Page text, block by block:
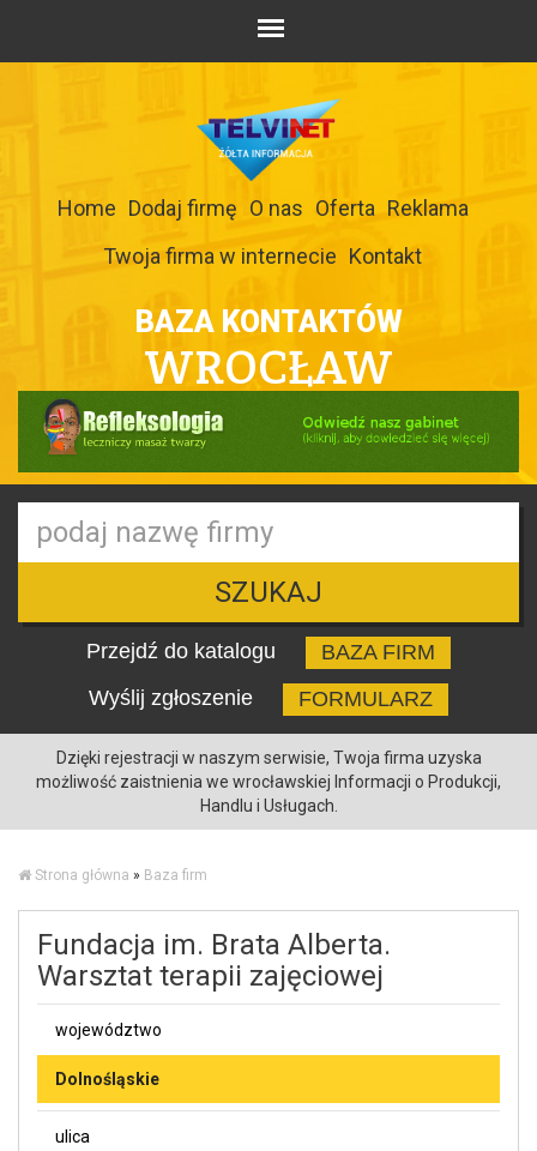
Home Dodaj firmę O nas Oferta Reklama
Twoja firma w internecie Kontakt
BAZA KONTAKTÓW
WROCŁAW
SZUKAJ
Przejdź do katalogu
BAZA FIRM
Wyślij zgłoszenie
FORMULARZ
Dzięki rejestracji w naszym serwisie, Twoja firma uzyska
możliwość zaistnienia we wrocławskiej Informacji o Produkcji,
Handlu i Usługach.
Strona główna » Baza firm
Fundacja im. Brata Alberta.
Warsztat terapii zajęciowej
województwo
Dolnośląskie
ulica